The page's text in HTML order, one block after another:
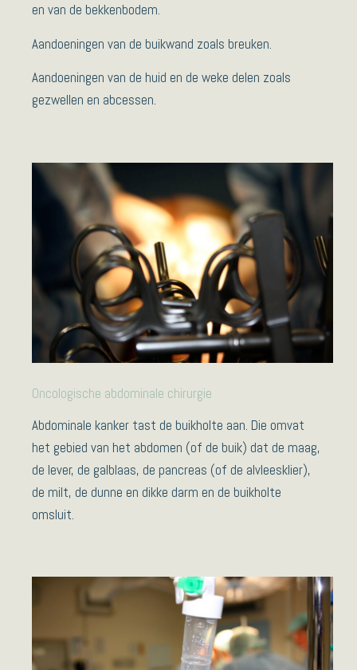
en van de bekkenbodem.
Aandoeningen van de buikwand zoals breuken.
Aandoeningen van de huid en de weke delen zoals
gezwellen en abcessen.
Oncologische abdominale chirurgie
Abdominale kanker tast de buikholte aan. Die omvat
het gebied van het abdomen (of de buik) dat de maag,
de lever, de galblaas, de pancreas (of de alvleesklier),
de milt, de dunne en dikke darm en de buikholte
omsluit.